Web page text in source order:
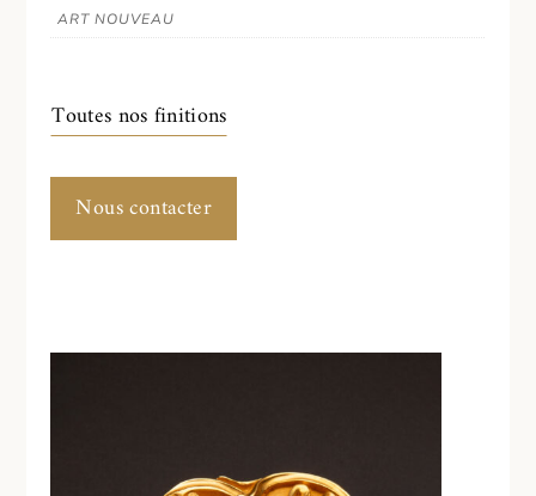
ART NOUVEAU
Toutes nos finitions
Nous contacter